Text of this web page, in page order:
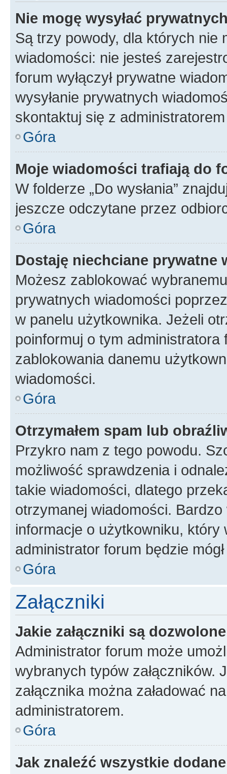
Nie mogę wysyłać
Są trzy powody, dla których nie
wiadomości: nie jesteś
forum wyłączył prywatne
wysyłanie prywatnych
skontaktuj się z
Góra
Moje wiadomości trafiają do
W folderze „Do wysłania”
jeszcze odczytane przez
Góra
Dostaję niechciane prywatne
Możesz zablokować
prywatnych wiadomości
w panelu użytkownika. Jeżeli
poinformuj o tym
zablokowania danemu
wiadomości.
Góra
Otrzymałem spam lub
Przykro nam z tego powodu.
możliwość sprawdzenia i
takie wiadomości, dlatego
otrzymanej wiadomości.
informacje o użytkowniku, który
administrator forum będzie
Góra
Załączniki
Jakie załączniki są
Administrator forum może
wybranych typów załączników.
załącznika można załadować
administratorem.
Góra
Jak znaleźć wszystkie